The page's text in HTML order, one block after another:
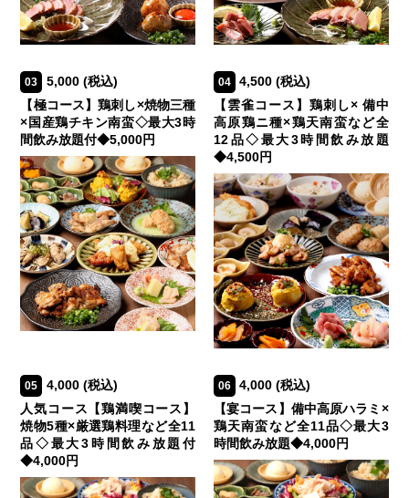
03 5,000(税込)
【極コース】鶏刺し×焼物三種
×国産鶏チキン南蛮◇最大3時
間飲み放題付◆5,000円
04 4,500 (税込)
【雲雀コース】鶏刺し× 備中
高原鶏ニ種×鶏天南蛮など全
12品◇最大3時間飲み放題
◆4,500円
05 4,000(税込)
人気コース【鶏満喫コース】
焼物5種×厳選鶏料理など全11
品◇最大3時間飲み放題付
◆4,000円
06 4,000 (税込)
【宴コース】備中高原ハラミ×
鶏天南蛮など全11品◇最大3
時間飲み放題◆4,000円